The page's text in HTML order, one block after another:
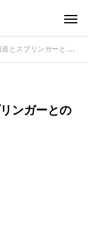
ーとの違い！旧車フロント顔
ンガーとの